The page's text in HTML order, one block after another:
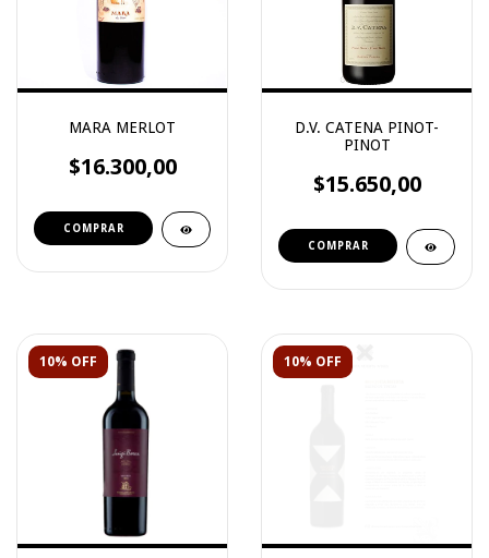
MARA MERLOT
$16.300,00
D.V. CATENA PINOT-
PINOT
$15.650,00
10% OFF 10% OFF